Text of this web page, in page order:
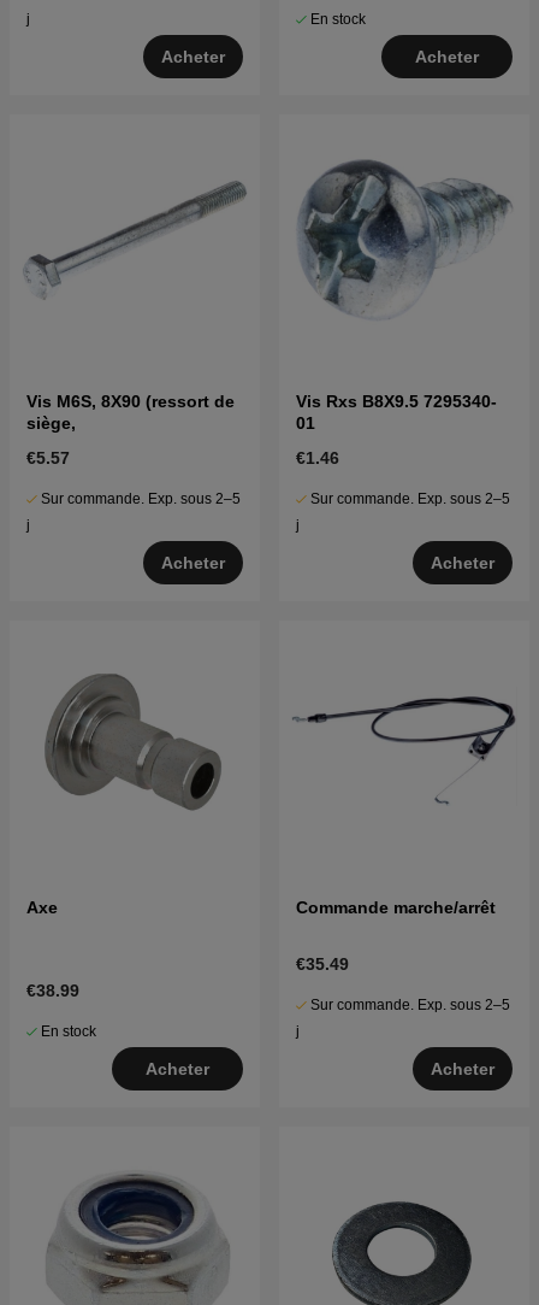
j
Acheter
En stock
Acheter
Vis M6S, 8X90 (ressort de
siège,
€5.57
Sur commande. Exp. sous 2–5
j
Acheter
Vis Rxs B8X9.5 7295340-
01
€1.46
Sur commande. Exp. sous 2–5
j
Acheter
Axe
€38.99
En stock
Acheter
Commande marche/arrêt
€35.49
Sur commande. Exp. sous 2–5
j
Acheter